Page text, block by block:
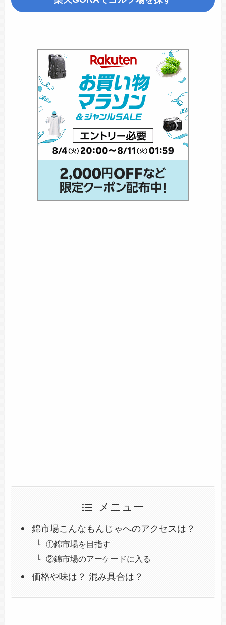
メニュー
錦市場こんなもんじゃへのアクセスは？
①錦市場を目指す
②錦市場のアーケードに入る
価格や味は？ 混み具合は？